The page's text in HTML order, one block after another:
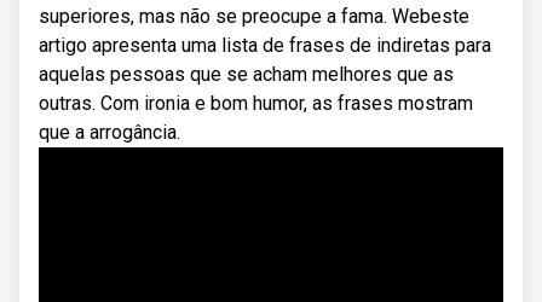
superiores, mas não se preocupe a fama. Webeste
artigo apresenta uma lista de frases de indiretas para
aquelas pessoas que se acham melhores que as
outras. Com ironia e bom humor, as frases mostram
que a arrogância.